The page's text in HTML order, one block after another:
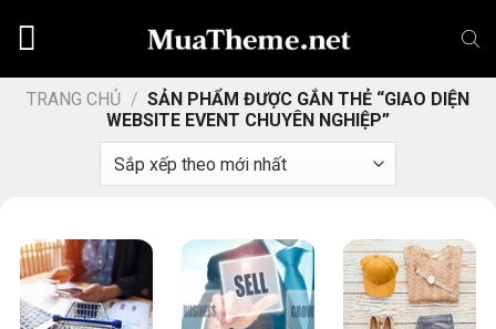
dungTRANG CHỦ / SẢN PHẨM ĐƯỢC GẮN THẺ “GIAO DIỆN
WEBSITE EVENT CHUYÊN NGHIỆP”